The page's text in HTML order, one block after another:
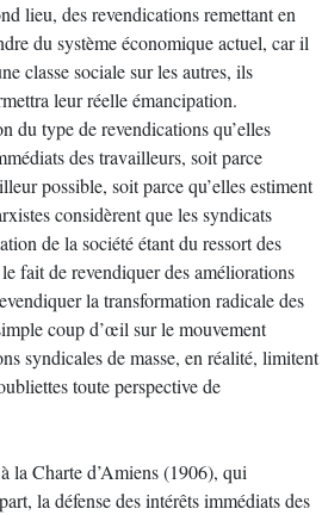
lieu, des revendications remettant en
du système économique actuel, car il
classe sociale sur les autres, ils
leur réelle émancipation.
du type de revendications qu’elles
des travailleurs, soit parce
possible, soit parce qu’elles estiment
considèrent que les syndicats
de la société étant du ressort des
fait de revendiquer des améliorations
la transformation radicale des
coup d’œil sur le mouvement
syndicales de masse, en réalité, limitent
toute perspective de
la Charte d’Amiens (1906), qui
la défense des intérêts immédiats des